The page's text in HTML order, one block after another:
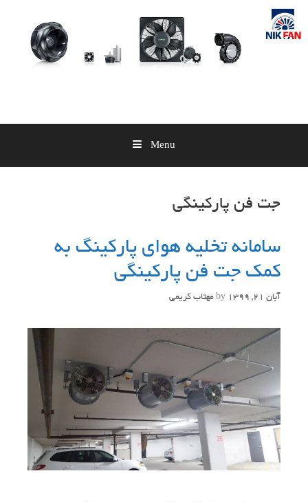
Skip
content
Menu
جت فن پارکینگی
سامانه تخلیه هوای پارکینگ به
کمک جت فن پارکینگی
آبان 21, 1399 by مهتاب کریمی